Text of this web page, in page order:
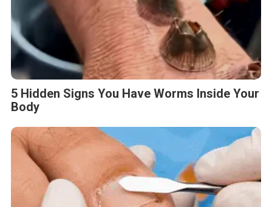
5 Hidden Signs You Have Worms Inside Your
Body